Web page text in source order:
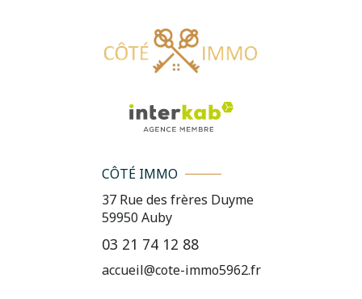
CÔTÉ IMMO
37 Rue des frères Duyme
59950 Auby
03 21 74 12 88
accueil@cote-immo5962.fr